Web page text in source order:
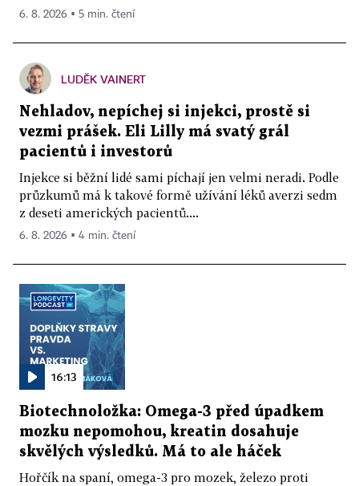
6. 8. 2026 ▪ 5 min. čtení
LUDĚK VAINERT
Nehladov, nepíchej si injekci, prostě si
vezmi prášek. Eli Lilly má svatý grál
pacientů i investorů
Injekce si běžní lidé sami píchají jen velmi neradi. Podle
průzkumů má k takové formě užívání léků averzi sedm
z deseti amerických pacientů....
6. 8. 2026 ▪ 4 min. čtení
16:13
Biotechnoložka: Omega-3 před úpadkem
mozku nepomohou, kreatin dosahuje
skvělých výsledků. Má to ale háček
Hořčík na spaní, omega-3 pro mozek, železo proti